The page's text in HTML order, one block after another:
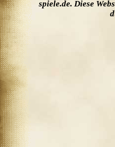
spiele.de. Diese